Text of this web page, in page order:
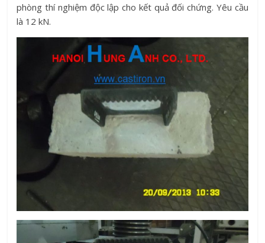
phòng thí nghiệm độc lập cho kết quả đối chứng. Yêu cầu
là 12 kN.